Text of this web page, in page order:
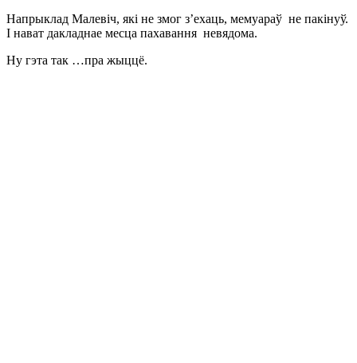
Напрыклад Малевіч, які не змог з’ехаць, мемуараў не пакінуў.
І нават дакладнае месца пахавання невядома.
Ну гэта так …пра жыццё.